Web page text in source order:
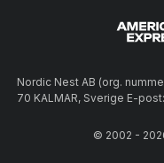
Nordic Nest AB (org.
70 KALMAR, Sverige E-
© 2002 -